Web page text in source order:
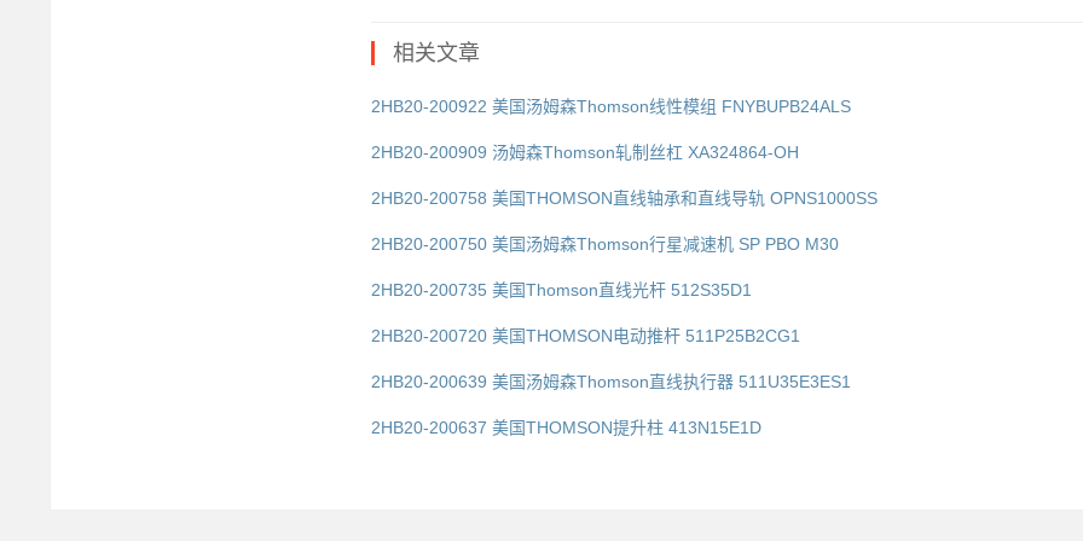
相关文章
2HB20-200922 美国汤姆森Thomson线性模组 FNYBUPB24ALS
2HB20-200909 汤姆森Thomson轧制丝杠 XA324864-OH
2HB20-200758 美国THOMSON直线轴承和直线导轨 OPNS1000SS
2HB20-200750 美国汤姆森Thomson行星减速机 SP PBO M30
2HB20-200735 美国Thomson直线光杆 512S35D1
2HB20-200720 美国THOMSON电动推杆 511P25B2CG1
2HB20-200639 美国汤姆森Thomson直线执行器 511U35E3ES1
2HB20-200637 美国THOMSON提升柱 413N15E1D